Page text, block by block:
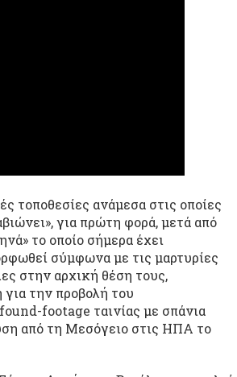
τοποθεσίες ανάμεσα στις οποίες
για πρώτη φορά, μετά από
το οποίο σήμερα έχει
σύμφωνα με τις μαρτυρίες
στην αρχική θέση τους,
την προβολή του
footage ταινίας με σπάνια
από τη Μεσόγειο στις ΗΠΑ το